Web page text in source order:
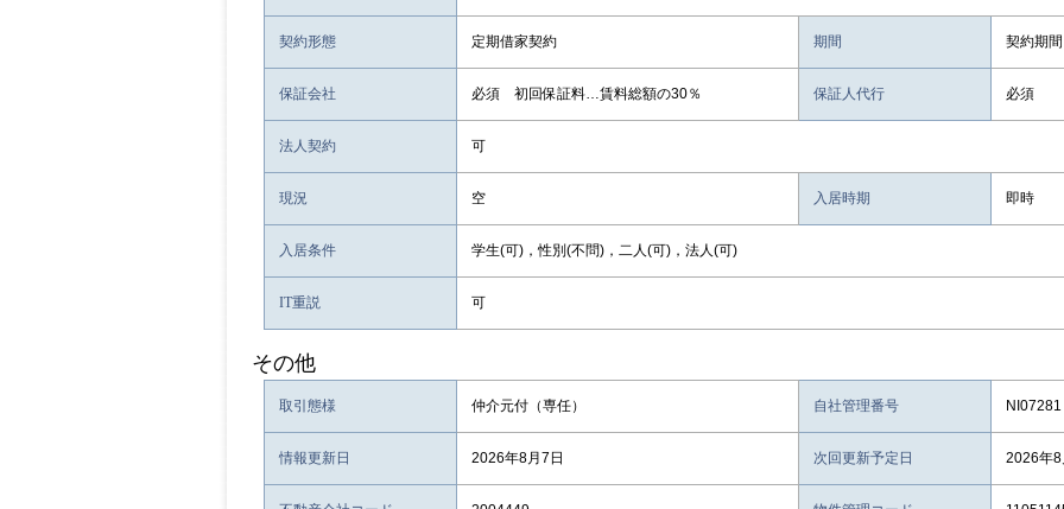
契約形態 定期借家契約 期間 契約期
保証会社 必須 初回保証料…賃料総額の30％ 保証人代行 必須
法人契約 可
現況 空 入居時期 即時
入居条件 学生(可)，性別(不問)，二人(可)，法人(可)
IT重説 可
その他
取引態様 仲介元付（専任） 自社管理番号 NI07281
情報更新日 2026年8月7日 次回更新予定日 2026年